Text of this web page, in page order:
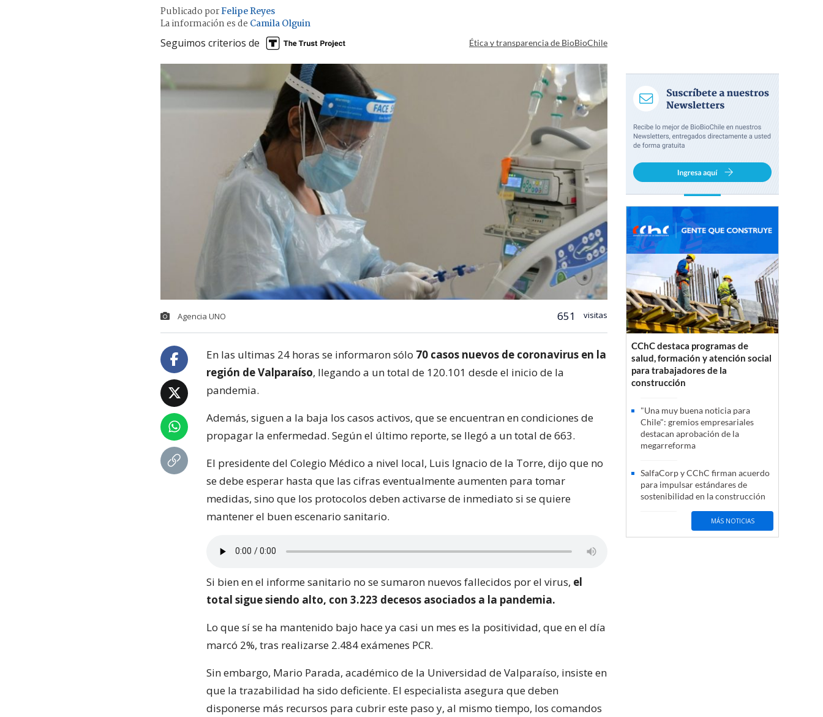
Publicado porFelipe Reyes
La información es de Camila Olguin
Seguimos criterios de Ética y transparencia de BioBioChile
Agencia UNO 651 visitas
En las ultimas 24 horas se informaron sólo 70 casos nuevos de coronavirus en la
región de Valparaíso, llegando a un total de 120.101 desde el inicio de la
pandemia.
Además, siguen a la baja los casos activos, que se encuentran en condiciones de
propagar la enfermedad. Según el último reporte, se llegó a un total de 663.
El presidente del Colegio Médico a nivel local, Luis Ignacio de la Torre, dijo que no
se debe esperar hasta que las cifras eventualmente aumenten para tomar
medidas, sino que los protocolos deben activarse de inmediato si se quiere
mantener el buen escenario sanitario.
Si bien en el informe sanitario no se sumaron nuevos fallecidos por el virus, el
total sigue siendo alto, con 3.223 decesos asociados a la pandemia.
Lo que sí se ha mantenido bajo hace ya casi un mes es la positividad, que en el día
marcó 2%, tras realizarse 2.484 exámenes PCR.
Sin embargo, Mario Parada, académico de la Universidad de Valparaíso, insiste en
que la trazabilidad ha sido deficiente. El especialista asegura que deben
disponerse más recursos para cubrir este paso y, al mismo tiempo, los comandos
CChC destaca programas de
salud, formación y atención social
para trabajadores de la
construcción
"Una muy buena noticia para
Chile": gremios empresariales
destacan aprobación de la
megarreforma
SalfaCorp y CChC firman acuerdo
para impulsar estándares de
sostenibilidad en la construcción
MÁS NOTICIAS